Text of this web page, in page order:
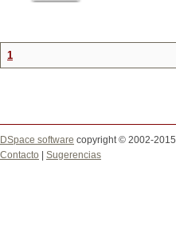
1
DSpace software copyright © 2002-2015
Contacto
Sugerencias